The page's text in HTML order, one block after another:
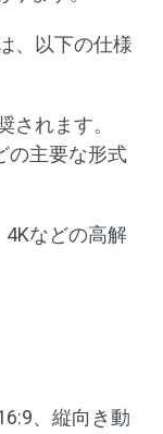
、以下の仕様
されます。
の主要な形式
4Kなどの高解
、縦向き動